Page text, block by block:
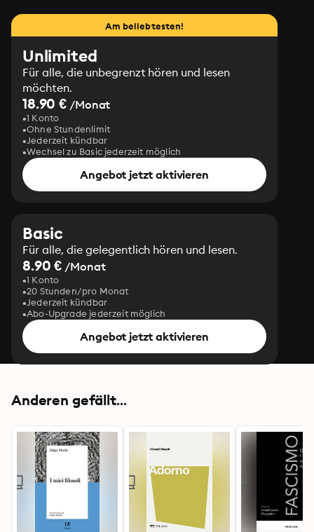
brivido di stupore che rende possibile una «lettura
affettiva» dei suoi testi, insegnando al filosofo a
divenire non filosofo e, a tutti, a seguire quelle passioni
e quei «costumi» che la filosofia suscita.
Am beliebtesten!
Unlimited
Für alle, die unbegrenzt hören und lesen
möchten.
18.90 € /Monat
1 Konto
Ohne Stundenlimit
Jederzeit kündbar
Wechsel zu Basic jederzeit möglich
Angebot jetzt aktivieren
Basic
Für alle, die gelegentlich hören und lesen.
8.90 € /Monat
1 Konto
20 Stunden/pro Monat
Jederzeit kündbar
Abo-Upgrade jederzeit möglich
Angebot jetzt aktivieren
Anderen gefällt...